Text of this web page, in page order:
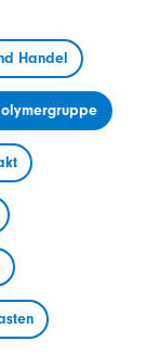
Handel